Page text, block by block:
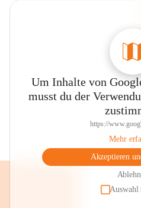
Um Inhalte von
musst du der
https://
Mehr
Akzeptieren
Auswahl